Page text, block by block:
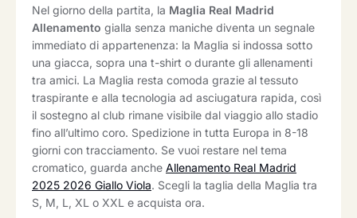
Nel giorno della partita, la Maglia Real Madrid
Allenamento gialla senza maniche diventa un segnale
immediato di appartenenza: la Maglia si indossa sotto
una giacca, sopra una t-shirt o durante gli allenamenti
tra amici. La Maglia resta comoda grazie al tessuto
traspirante e alla tecnologia ad asciugatura rapida, così
il sostegno al club rimane visibile dal viaggio allo stadio
fino all’ultimo coro. Spedizione in tutta Europa in 8-18
giorni con tracciamento. Se vuoi restare nel tema
cromatico, guarda anche Allenamento Real Madrid
2025 2026 Giallo Viola. Scegli la taglia della Maglia tra
S, M, L, XL o XXL e acquista ora.